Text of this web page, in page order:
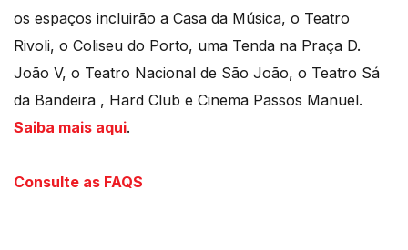
os espaços incluirão a Casa da Música, o Teatro
Rivoli, o Coliseu do Porto, uma Tenda na Praça D.
João V, o Teatro Nacional de São João, o Teatro Sá
da Bandeira , Hard Club e Cinema Passos Manuel.
Saiba mais aqui.
Consulte as FAQS